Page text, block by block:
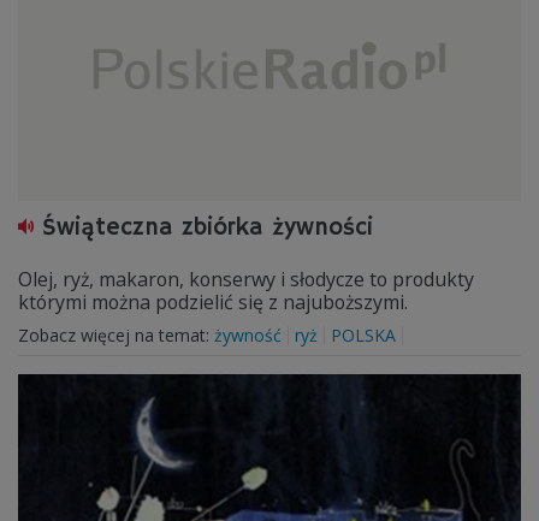
Świąteczna zbiórka żywności
Olej, ryż, makaron, konserwy i słodycze to produkty
którymi można podzielić się z najuboższymi.
Zobacz więcej na temat: żywność ryż POLSKA